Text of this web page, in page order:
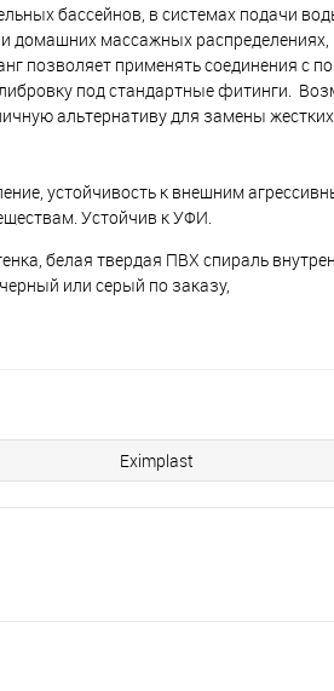
бассейнов, в системах подачи
домашних массажных
позволяет применять соединения с
под стандартные фитинги.
альтернативу для замены
устойчивость к внешним
Устойчив к УФИ.
белая твердая ПВХ спираль
или серый по заказу,
Eximplast